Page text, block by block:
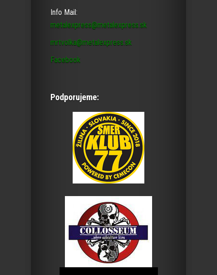
Info Mail:
metalexpress@metalexpress.sk
mrtvolka@metalexpress.sk
Facebook
Podporujeme: